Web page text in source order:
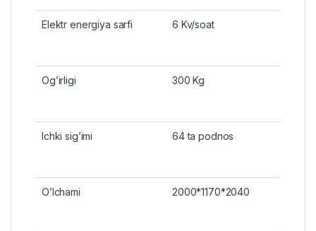
Elektr energiya sarfi 6 Kv/soat
Og’irligi 300 Kg
Ichki sig’imi 64 ta podnos
O’lchami 2000*1170*2040